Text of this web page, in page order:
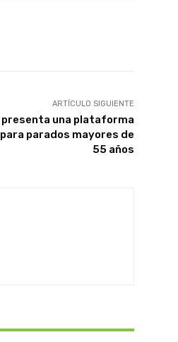
ARTÍCULO SIGUIENTE
presenta una plataforma
parados mayores de
55 años